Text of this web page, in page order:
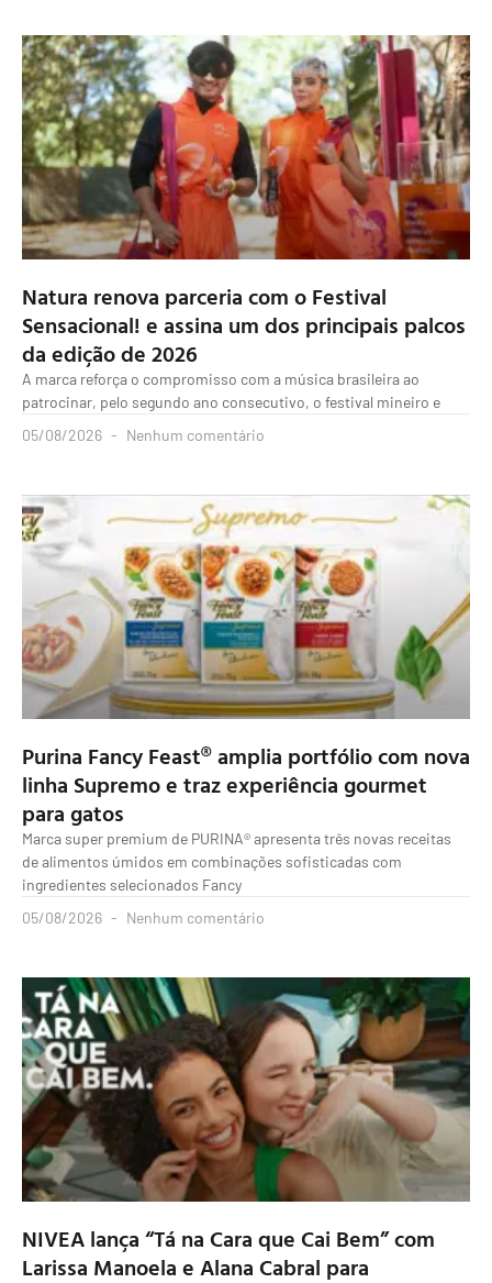
Natura renova parceria com o Festival
Sensacional! e assina um dos principais palcos
da edição de 2026
A marca reforça o compromisso com a música brasileira ao
patrocinar, pelo segundo ano consecutivo, o festival mineiro e
05/08/2026
Nenhum comentário
Purina Fancy Feast® amplia portfólio com nova
linha Supremo e traz experiência gourmet
para gatos
Marca super premium de PURINA® apresenta três novas receitas
de alimentos úmidos em combinações sofisticadas com
ingredientes selecionados Fancy
05/08/2026
Nenhum comentário
NIVEA lança “Tá na Cara que Cai Bem” com
Larissa Manoela e Alana Cabral para